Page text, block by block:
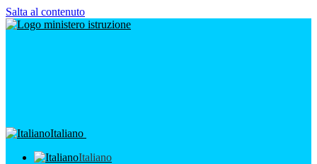
Salta al contenuto
Italiano
Italiano